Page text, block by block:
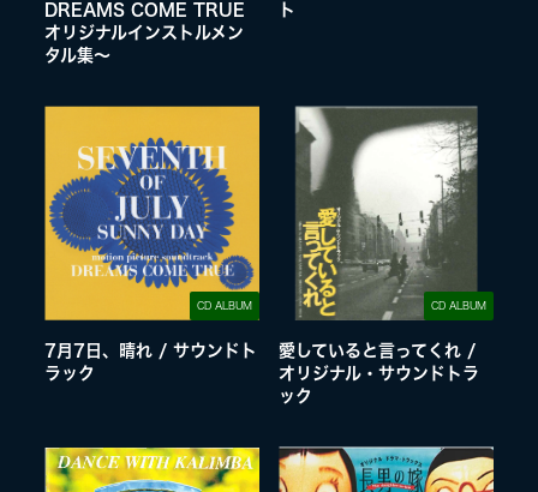
DREAMS COME TRUE
オリジナルインストルメン
タル集〜
ト
CD ALBUM
7月7日、晴れ / サウンドト
ラック
CD ALBUM
愛していると言ってくれ /
オリジナル・サウンドトラ
ック